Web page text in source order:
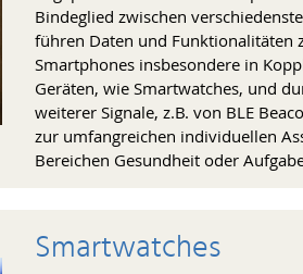
Bindeglied zwischen
führen Daten und Funktionalitäten
Smartphones insbesondere in
Geräten, wie Smartwatches, und
weiterer Signale, z.B. von BLE
zur umfangreichen individuellen
Bereichen Gesundheit oder
Smartwatches